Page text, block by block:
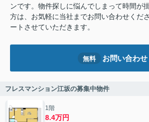
ンです。物件探しに悩んでしまって時間が
方は、お気軽に当社までお問い合わせくだ
ートさせていただきます。
無料 お問い合わせ
フレスマンション江坂の募集中物件
1階
8.4万円